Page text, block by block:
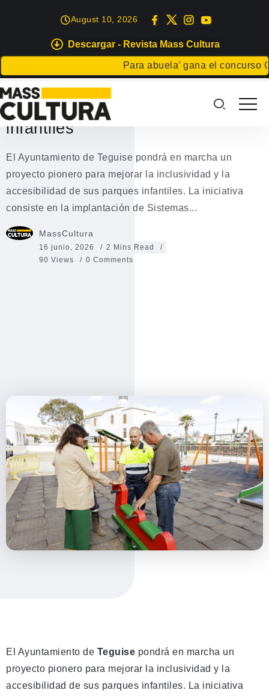
Descargar - Revista Mass Cultura
Para abuela’ gana el concurso
August 10, 2026
MASS CHINIJOS OCIO INFANTIL TEGUISE
Teguise instalará apoyos visuales
y pictogramas en sus parques
infantiles
El Ayuntamiento de Teguise pondrá en marcha un
proyecto pionero para mejorar la inclusividad y la
accesibilidad de sus parques infantiles. La iniciativa
consiste en la implantación de Sistemas...
MassCultura
16 junio, 2026
2 Mins Read
90 Views
0 Comments
El Ayuntamiento de Teguise pondrá en marcha un
proyecto pionero para mejorar la inclusividad y la
accesibilidad de sus parques infantiles. La iniciativa